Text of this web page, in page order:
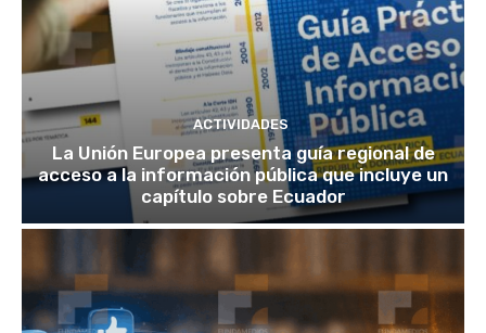
ACTIVIDADES
La Unión Europea presenta guía regional de
acceso a la información pública que incluye un
capítulo sobre Ecuador